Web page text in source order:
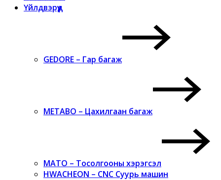
Үйлдвэрүүд
GEDORE – Гар багаж
METABO – Цахилгаан багаж
MATO – Тосолгооны хэрэгсэл
HWACHEON – CNC Суурь машин